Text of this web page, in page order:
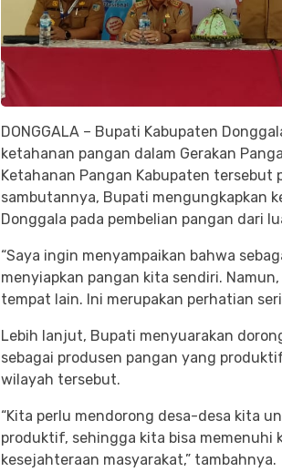
DONGGALA – Bupati Kabupaten
ketahanan pangan dalam Gerakan
Ketahanan Pangan Kabupaten tersebut
sambutannya, Bupati mengungkapkan
Donggala pada pembelian pangan dari
“Saya ingin menyampaikan bahwa
menyiapkan pangan kita sendiri.
tempat lain. Ini merupakan perhatian
Lebih lanjut, Bupati menyuarakan
sebagai produsen pangan yang
wilayah tersebut.
“Kita perlu mendorong desa-desa kita
produktif, sehingga kita bisa memenuhi
kesejahteraan masyarakat,” tambahnya.